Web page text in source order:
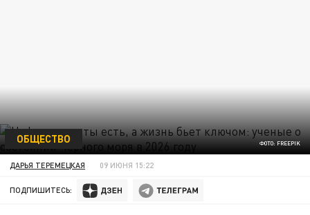
ФОТО: FREEPIK
ОБЩЕСТВО
ДАРЬЯ ТЕРЕМЕЦКАЯ 09 ИЮНЯ 15:22
ПОДПИШИТЕСЬ: